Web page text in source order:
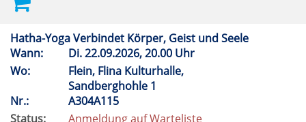
Hatha-Yoga Verbindet Körper, Geist und Seele
Wann:
Di.22.09.2026, 20.00 Uhr
Wo:
Flein, Flina Kulturhalle,
Sandberghohle 1
Nr.:
A304A115
Status:
Anmeldung auf Warteliste